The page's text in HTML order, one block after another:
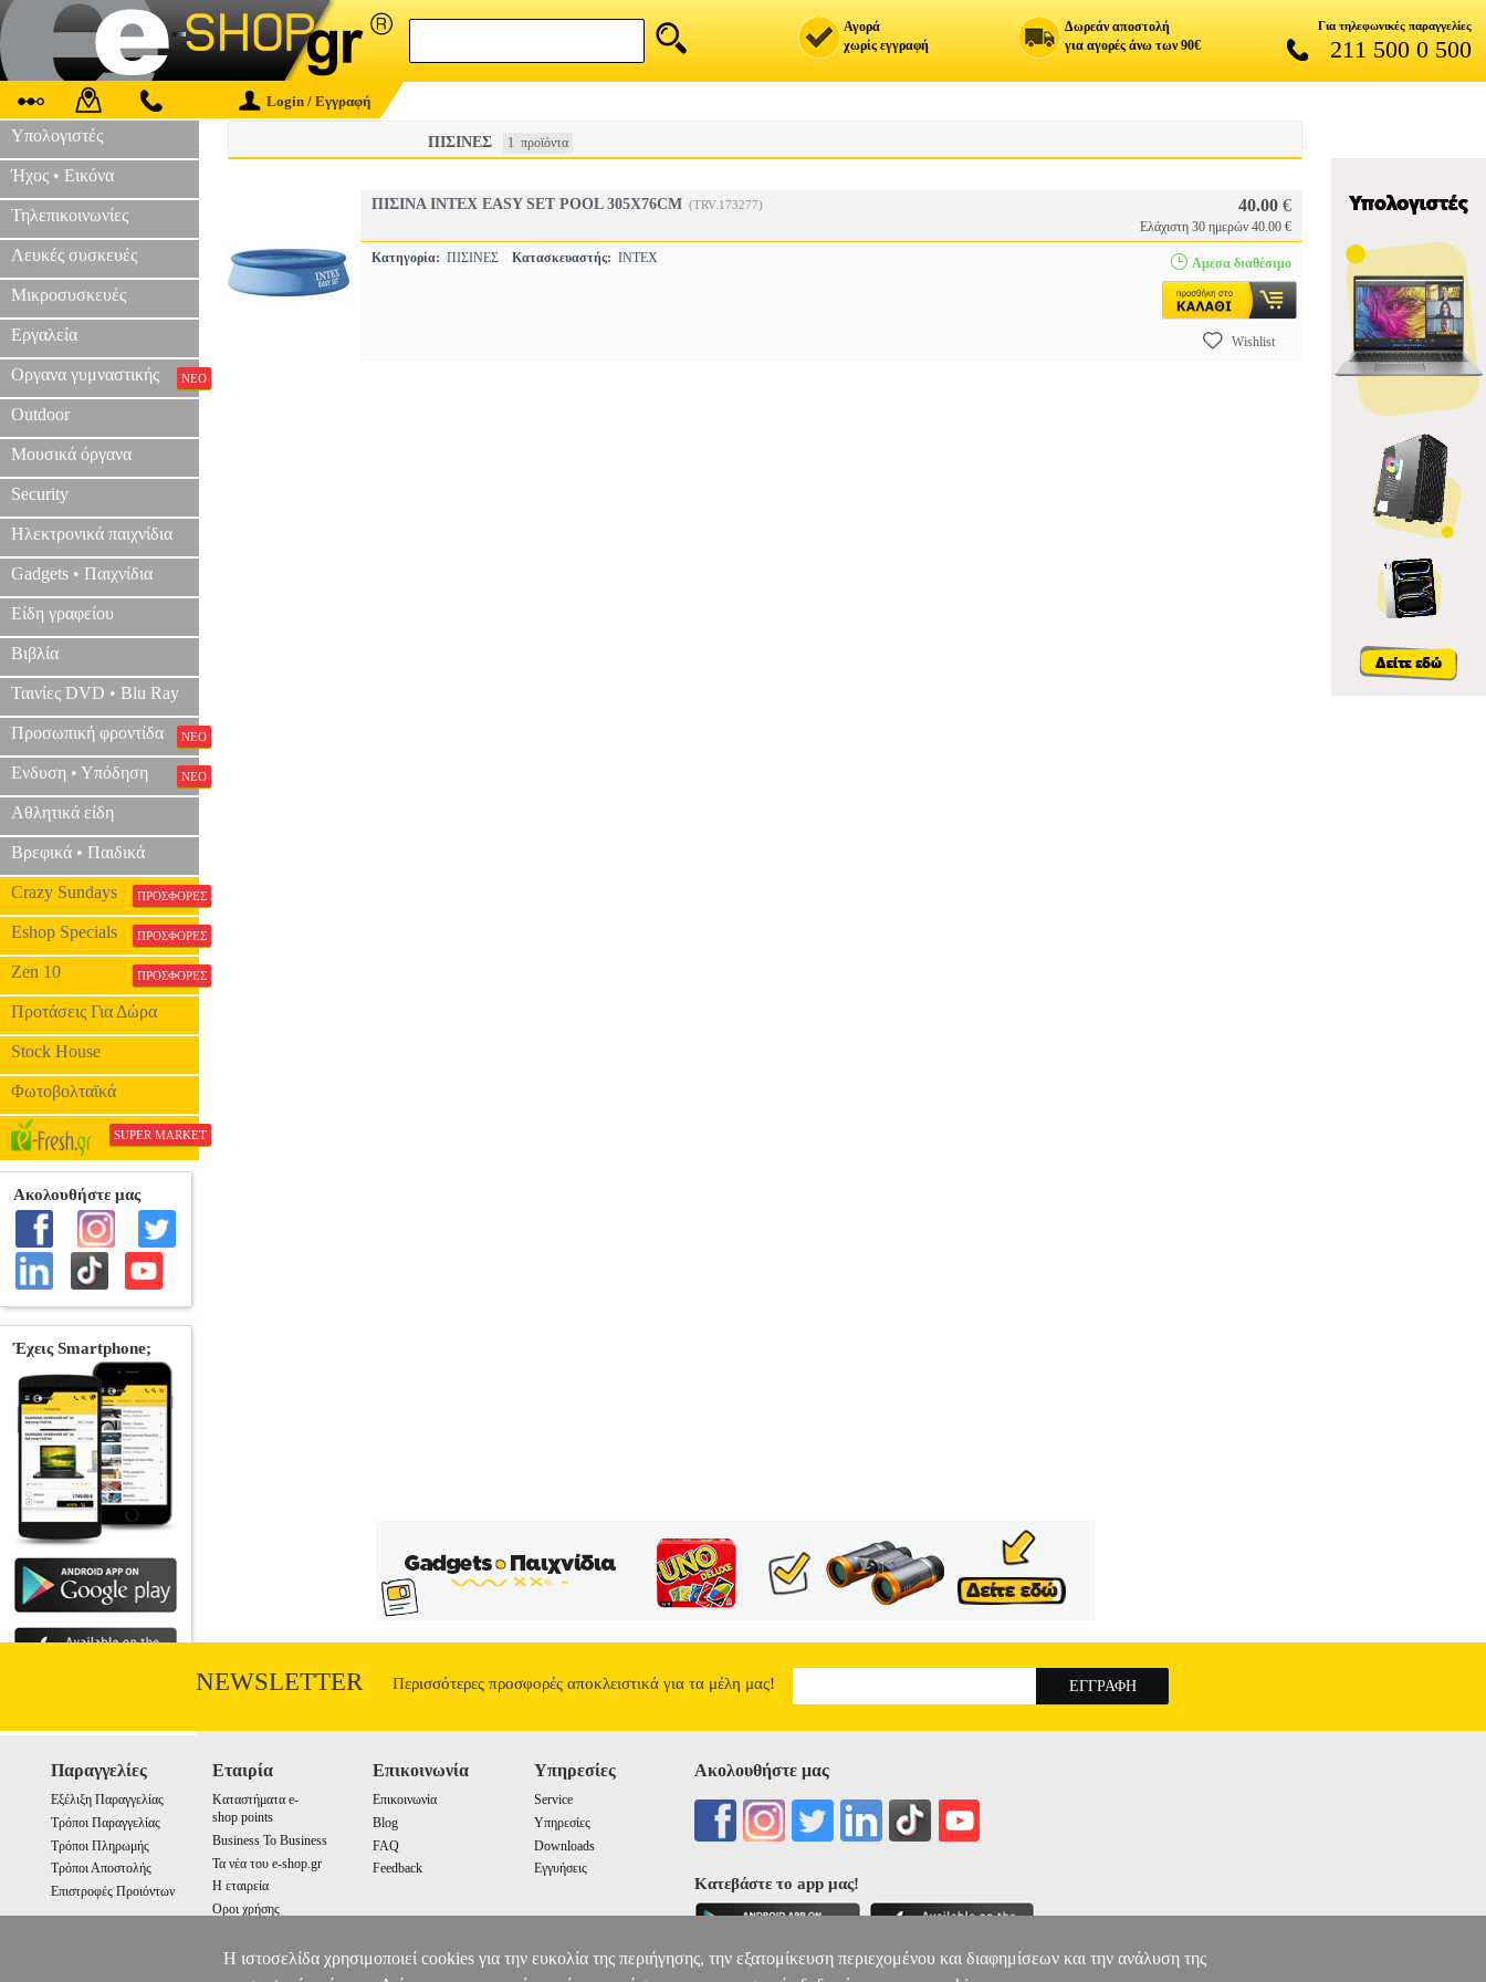
Αγορά
χωρίς εγγραφή
Δωρεάν αποστολή
για αγορές άνω των 90€
Για τηλεφωνικές παραγγελίες
211 500 0 500
Login / Εγγραφή
Υπολογιστές
Ήχος • Εικόνα
Τηλεπικοινωνίες
Λευκές συσκευές
Μικροσυσκευές
Εργαλεία
Οργανα γυμναστικής ΝΕΟ
Outdoor
Μουσικά όργανα
Security
Ηλεκτρονικά παιχνίδια
Gadgets • Παιχνίδια
Είδη γραφείου
Βιβλία
Ταινίες DVD • Blu Ray
Προσωπική φροντίδα ΝΕΟ
Ενδυση • Υπόδηση ΝΕΟ
Αθλητικά είδη
Βρεφικά • Παιδικά
Crazy Sundays ΠΡΟΣΦΟΡΕΣ
Eshop Specials ΠΡΟΣΦΟΡΕΣ
Zen 10 ΠΡΟΣΦΟΡΕΣ
Προτάσεις Για Δώρα
Stock House
Φωτοβολταϊκά
SUPER MARKET
ΠΙΣΙΝΕΣ 1 προϊόντα
ΠΙΣIΝΑ INTEX EASY SET POOL 305X76CM (TRV.173277) 40.00 €
Ελάχιστη 30 ημερών 40.00 €
Κατηγορία: ΠΙΣΙΝΕΣ Κατασκευαστής: INTEX Αμεσα διαθέσιμο
Wishlist
NEWSLETTER Περισσότερες προσφορές αποκλειστικά για τα μέλη μας!
Παραγγελίες
Εξέλιξη Παραγγελίας
Τρόποι Παραγγελίας
Τρόποι Πληρωμής
Τρόποι Αποστολής
Επιστροφές Προιόντων
Εταιρία
Καταστήματα e-
shop points
Business To Business
Τα νέα του e-shop.gr
Η εταιρεία
Οροι χρήσης
Επικοινωνία
Επικοινωνία
Blog
FAQ
Feedback
Υπηρεσίες
Service
Υπηρεσίες
Downloads
Εγγυήσεις
Ακολουθήστε μας
Κατεβάστε το app μας!
Η ιστοσελίδα χρησιμοποιεί cookies για την ευκολία της περιήγησης, την εξατομίκευση περιεχομένου και διαφημίσεων και την ανάλυση της